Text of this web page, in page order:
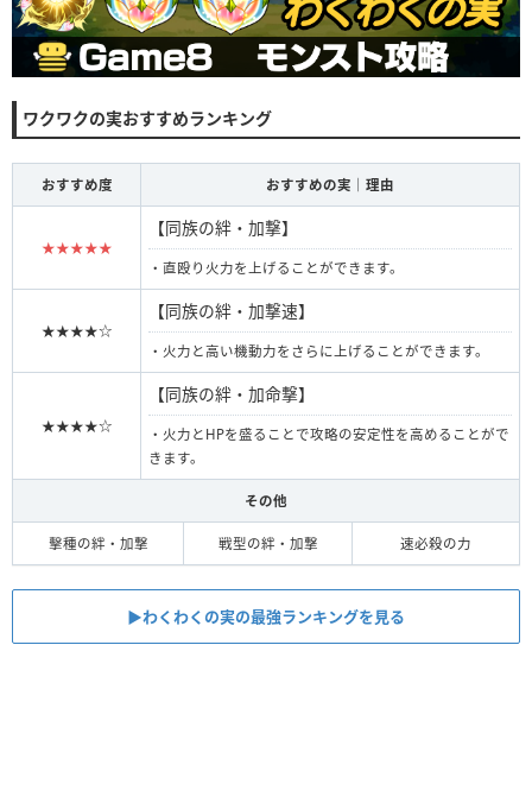
ワクワクの実おすすめランキング
おすすめ度 おすすめの実｜理由
★★★★★
【同族の絆・加撃】
・直殴り火力を上げることができます。
★★★★☆
【同族の絆・加撃速】
・火力と高い機動力をさらに上げることができます。
★★★★☆
【同族の絆・加命撃】
・火力とHPを盛ることで攻略の安定性を高めることがで
きます。
その他
擊種の絆・加撃 戦型の絆・加撃 速必殺の力
▶︎︎わくわくの実の最強ランキングを見る